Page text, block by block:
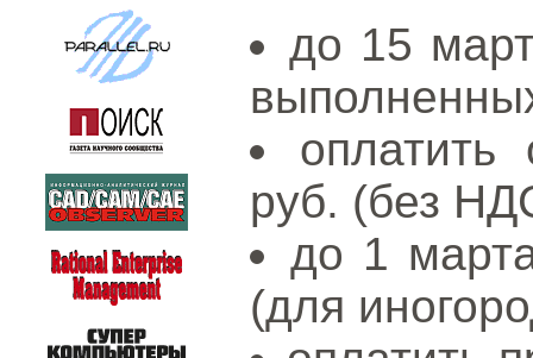
до 15
руб. (без
до 1
(для